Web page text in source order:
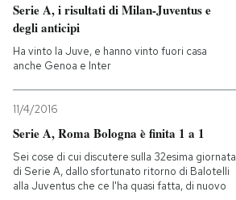
Serie A, i risultati di Milan-Juventus e
degli anticipi
Ha vinto la Juve, e hanno vinto fuori casa
anche Genoa e Inter
11/4/2016
Serie A, Roma Bologna è finita 1 a 1
Sei cose di cui discutere sulla 32esima giornata
di Serie A, dallo sfortunato ritorno di Balotelli
alla Juventus che ce l'ha quasi fatta, di nuovo